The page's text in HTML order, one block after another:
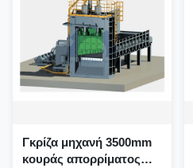
Γκρίζα μηχανή 3500mm
κουράς απορρίματος